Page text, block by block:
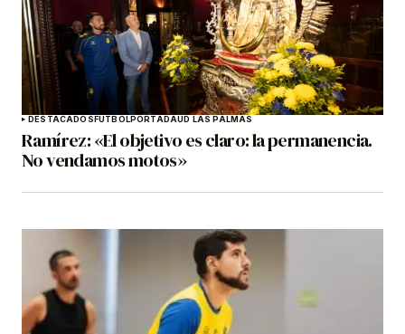
DESTACADOSFÚTBOLPORTADAUD LAS PALMAS
Ramírez: «El objetivo es claro: la permanencia.
No vendamos motos»